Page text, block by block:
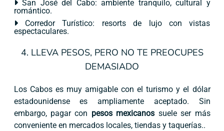
San José del Cabo: ambiente tranquilo, cultural y
romántico.
Corredor Turístico: resorts de lujo con vistas
espectaculares.
4. LLEVA PESOS, PERO NO TE PREOCUPES
DEMASIADO
Los Cabos es muy amigable con el turismo y el dólar
estadounidense es ampliamente aceptado. Sin
embargo, pagar con pesos mexicanos suele ser más
conveniente en mercados locales, tiendas y taquerías..